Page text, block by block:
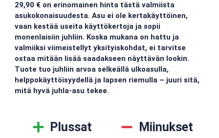
29,90 € on erinomainen hinta tästä valmiista
asukokonaisuudesta. Asu ei ole kertakäyttöinen,
vaan kestää useita käyttökertoja ja sopii
monenlaisiin juhliin. Koska mukana on hattu ja
valmiiksi viimeistellyt yksityiskohdat, ei tarvitse
ostaa mitään lisää saadakseen näyttävän lookin.
Tuote tuo juhliin arvoa selkeällä ulkoasulla,
helppokäyttöisyydellä ja lapsen riemulla – juuri sitä,
mitä hyvä juhla-asu tekee.
Plussat Miinukset